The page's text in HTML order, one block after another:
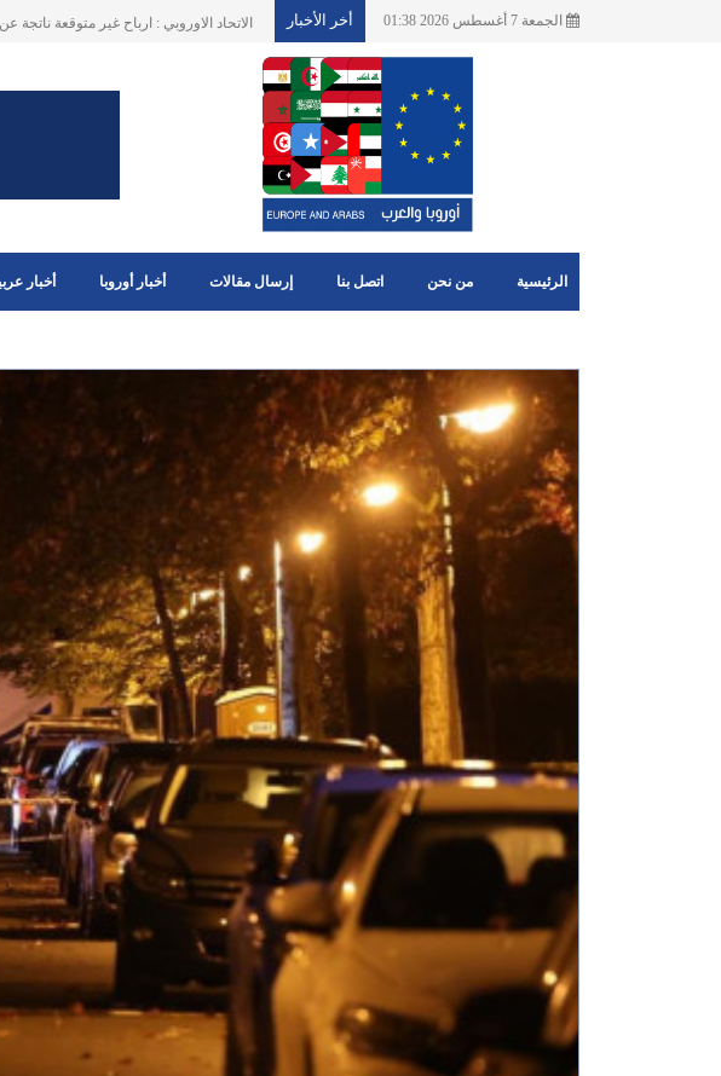
الجمعة 7 أغسطس 2026 01:38 أخر الأخبار اخبارهامة للمهاجرين في هولندا الذين
الرئيسية من نحن اتصل بنا إرسال مقالات أخبار أوروبا أخبار